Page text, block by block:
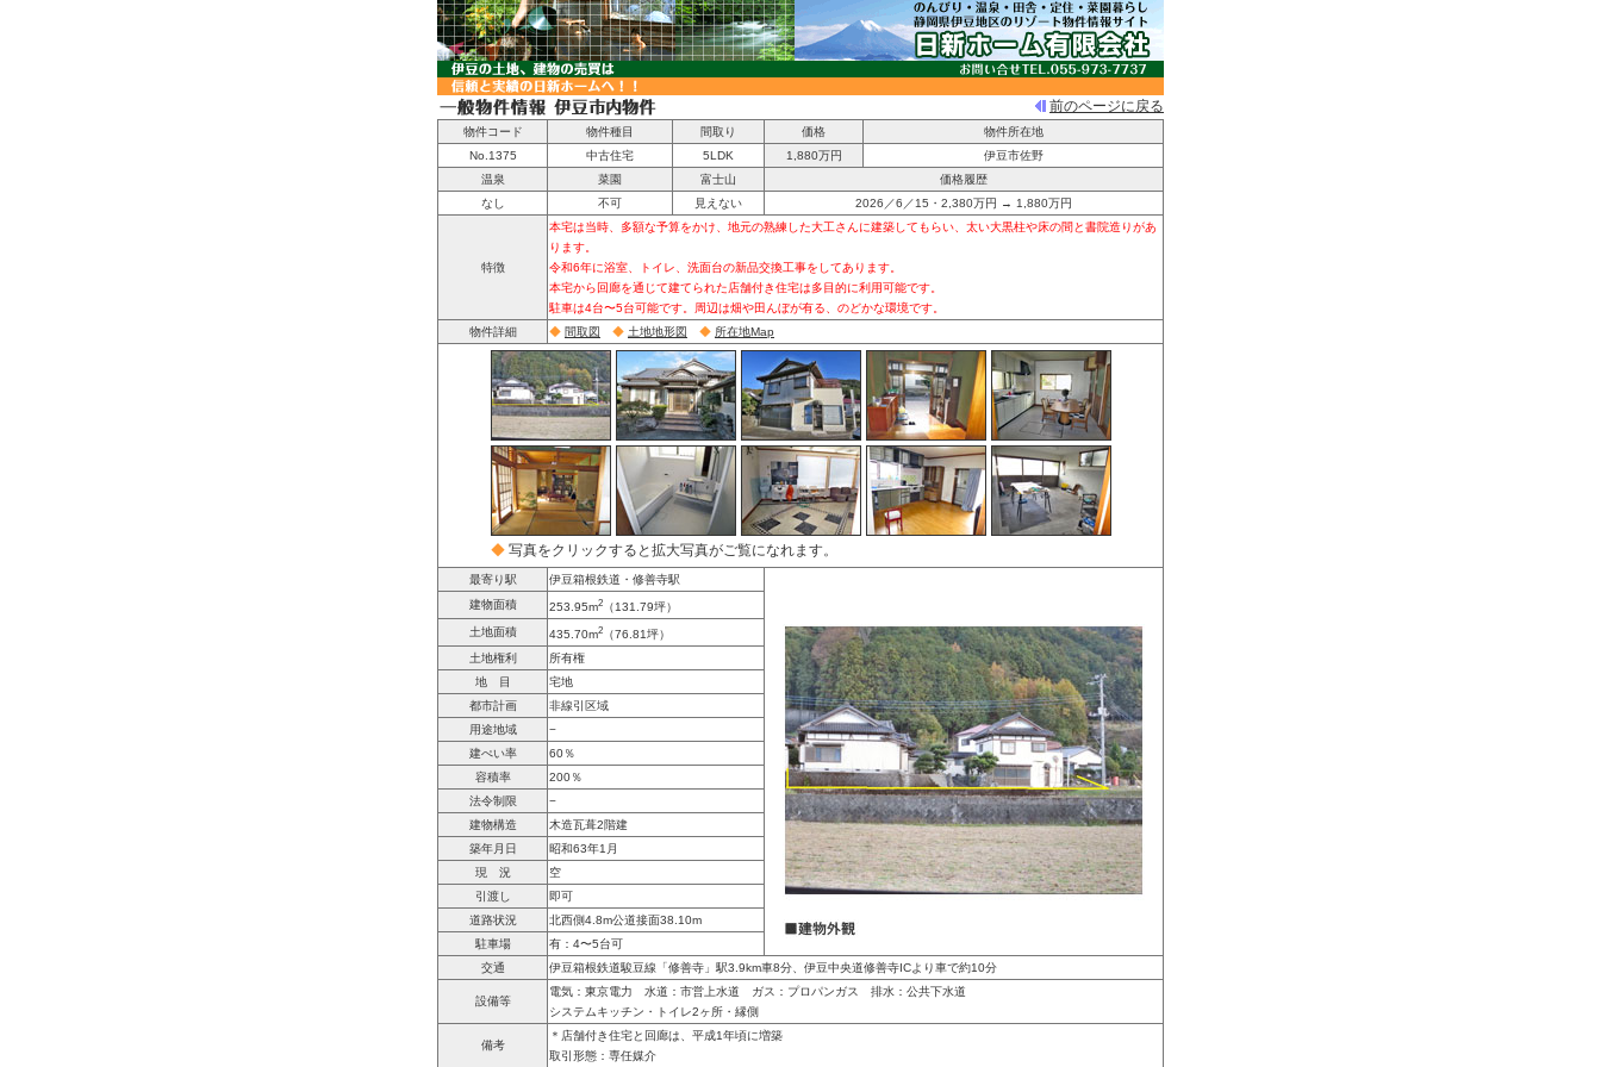
前のページに戻る
物件コード 物件種目 間取り 価格
物件所在地
No.1375
中古住宅 5LDK 1,880万円
伊豆市佐野
温泉
菜園 富士山
価格履歴
なし
不可 見えない 2026／6／15・2,380万円 → 1,880万円
特徴
本宅は当時、多額な予算をかけ、地元の熟練した大工さんに建築してもらい、太い大黒柱や床の間と書院造りがあ
ります。
令和6年に浴室、トイレ、洗面台の新品交換工事をしてあります。
本宅から回廊を通じて建てられた店舗付き住宅は多目的に利用可能です。
駐車は4台〜5台可能です。周辺は畑や田んぼが有る、のどかな環境です。
物件詳細
◆ 間取図 ◆ 土地地形図 ◆ 所在地Map
◆ 写真をクリックすると拡大写真がご覧になれます。
最寄り駅
伊豆箱根鉄道・修善寺駅
建物面積
253.95m2 （131.79坪）
土地面積
435.70m2 （76.81坪）
土地権利
所有権
地 目
宅地
都市計画
非線引区域
用途地域
−
建ぺい率
60％
容積率
200％
法令制限
−
建物構造
木造瓦葺2階建
築年月日
昭和63年1月
現 況
空
引渡し
即可
道路状況
北西側4.8m公道接面38.10m
駐車場
有：4〜5台可
交通
伊豆箱根鉄道駿豆線「修善寺」駅3.9km車8分、伊豆中央道修善寺ICより車で約10分
設備等
電気：東京電力 水道：市営上水道 ガス：プロパンガス 排水：公共下水道
システムキッチン・トイレ2ヶ所・縁側
備考
＊ 店舗付き住宅と回廊は、平成1年頃に増築
取引形態：専任媒介